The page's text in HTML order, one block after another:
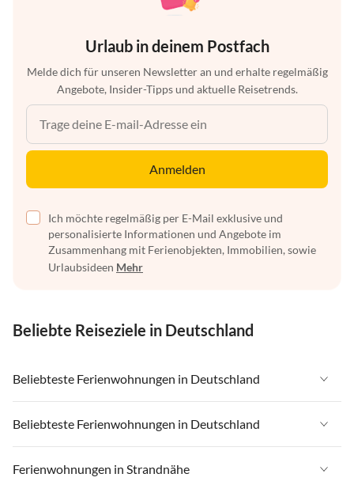
Urlaub in deinem Postfach
Melde dich für unseren Newsletter an und erhalte regelmäßig
Angebote, Insider-Tipps und aktuelle Reisetrends.
Anmelden
Ich möchte regelmäßig per E-Mail exklusive und
personalisierte Informationen und Angebote im
Zusammenhang mit Ferienobjekten, Immobilien, sowie
Urlaubsideen Mehr
Beliebte Reiseziele in Deutschland
Beliebteste Ferienwohnungen in Deutschland
Ferienwohnungen in Deutschland
Ferienwohnungen in Ostsee
Ferienwohnungen in Nordsee
Beliebteste Ferienwohnungen in Deutschland
Ferienwohnungen in Deutschland
Ferienwohnungen in Strandnähe